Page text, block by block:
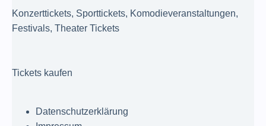
Konzerttickets, Sporttickets, Komodieveranstaltungen,
Festivals, Theater Tickets
Tickets kaufen
Datenschutzerklärung